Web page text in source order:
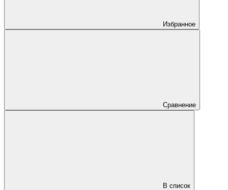
Избранное
Сравнение
В список